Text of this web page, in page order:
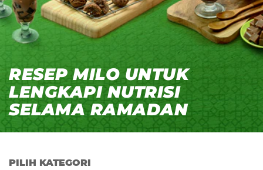
RESEP MILO UNTUK
LENGKAPI NUTRISI
SELAMA RAMADAN
PILIH KATEGORI